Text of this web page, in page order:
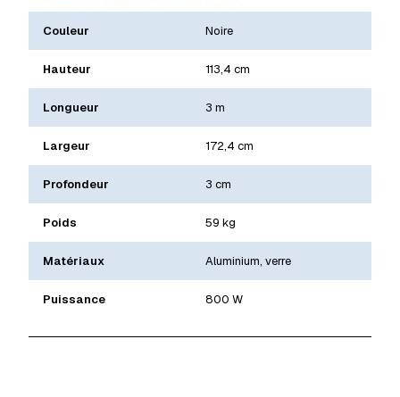
Couleur Noire
Hauteur 113,4 cm
Longueur 3 m
Largeur 172,4 cm
Profondeur 3 cm
Poids 59 kg
Matériaux Aluminium, verre
Puissance 800 W